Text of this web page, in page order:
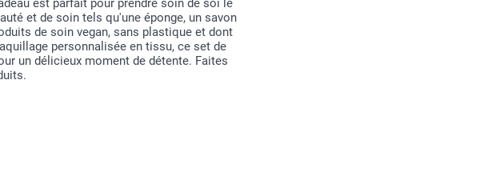
et de soin tels qu'une éponge, un savon
de soin vegan, sans plastique et dont
personnalisée en tissu, ce set de
un délicieux moment de détente. Faites